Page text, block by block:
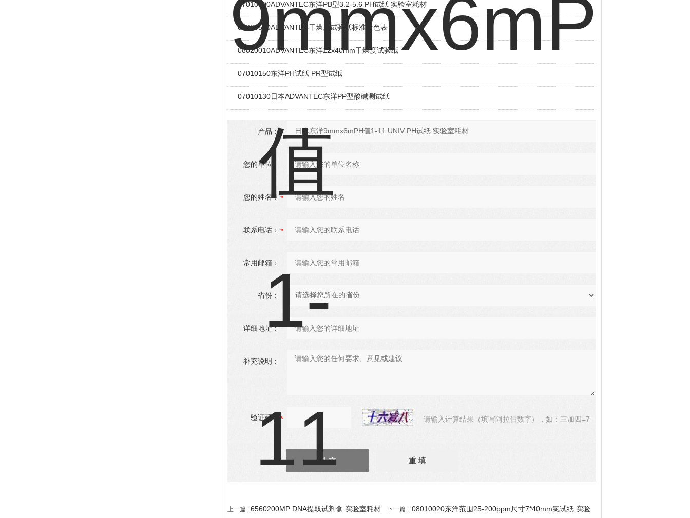
07010090ADVANTEC东洋PB型3.2-5.6 PH试纸 实验室耗材
08020510ADVANTEC干燥度试验纸标准变色表
08020010ADVANTEC东洋12x40mm干燥度试验纸
07010150东洋PH试纸 PR型试纸
07010130日本ADVANTEC东洋PP型酸碱测试纸
产品：
您的单位：
您的姓名：
联系电话：
常用邮箱：
省份：
详细地址：
补充说明：
验证码： 请输入计算结果（填写阿拉伯数字），如：三加四=7
上一篇 : 6560200MP DNA提取试剂盒 实验室耗材 下一篇 : 08010020东洋范围25-200ppm尺寸7*40mm氯试纸 实验